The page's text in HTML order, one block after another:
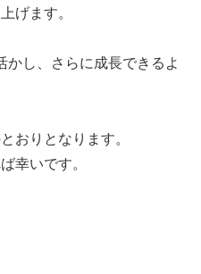
げます。
し、さらに成長できるよ
おりとなります。
幸いです。